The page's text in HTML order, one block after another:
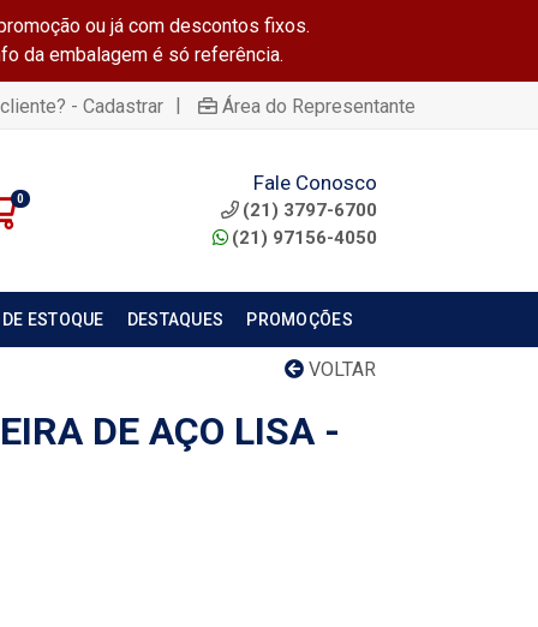
ou já com descontos fixos.
da embalagem é só referência.
- Cadastrar | Área do Representante
0
Fale Conosco
(21) 3797-6700
(21) 97156-4050
ESTOQUE DESTAQUES PROMOÇÕES
VOLTAR
DE AÇO LISA -